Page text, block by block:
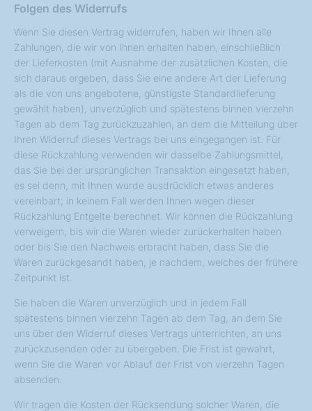
Folgen des Widerrufs
Wenn Sie diesen Vertrag widerrufen, haben wir Ihnen alle
Zahlungen, die wir von Ihnen erhalten haben, einschließlich
der Lieferkosten (mit Ausnahme der zusätzlichen Kosten, die
sich daraus ergeben, dass Sie eine andere Art der Lieferung
als die von uns angebotene, günstigste Standardlieferung
gewählt haben), unverzüglich und spätestens binnen vierzehn
Tagen ab dem Tag zurückzuzahlen, an dem die Mitteilung über
Ihren Widerruf dieses Vertrags bei uns eingegangen ist. Für
diese Rückzahlung verwenden wir dasselbe Zahlungsmittel,
das Sie bei der ursprünglichen Transaktion eingesetzt haben,
es sei denn, mit Ihnen wurde ausdrücklich etwas anderes
vereinbart; in keinem Fall werden Ihnen wegen dieser
Rückzahlung Entgelte berechnet. Wir können die Rückzahlung
verweigern, bis wir die Waren wieder zurückerhalten haben
oder bis Sie den Nachweis erbracht haben, dass Sie die
Waren zurückgesandt haben, je nachdem, welches der frühere
Zeitpunkt ist.
Sie haben die Waren unverzüglich und in jedem Fall
spätestens binnen vierzehn Tagen ab dem Tag, an dem Sie
uns über den Widerruf dieses Vertrags unterrichten, an uns
zurückzusenden oder zu übergeben. Die Frist ist gewahrt,
wenn Sie die Waren vor Ablauf der Frist von vierzehn Tagen
absenden.
Wir tragen die Kosten der Rücksendung solcher Waren, die